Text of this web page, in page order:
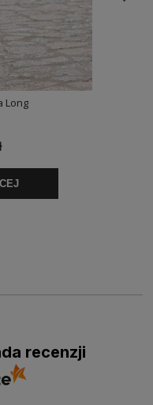
recenzji